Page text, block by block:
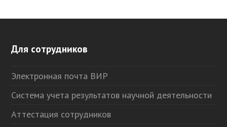
Для сотрудников
Электронная почта ВИР
Система учета результатов научной деятельности
Аттестация сотрудников